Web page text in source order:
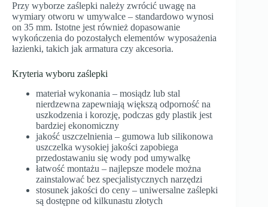
Przy wyborze zaślepki należy zwrócić uwagę na
wymiary otworu w umywalce – standardowo wynosi
on 35 mm. Istotne jest również dopasowanie
wykończenia do pozostałych elementów wyposażenia
łazienki, takich jak armatura czy akcesoria.
Kryteria wyboru zaślepki
materiał wykonania – mosiądz lub stal
nierdzewna zapewniają większą odporność na
uszkodzenia i korozję, podczas gdy plastik jest
bardziej ekonomiczny
jakość uszczelnienia – gumowa lub silikonowa
uszczelka wysokiej jakości zapobiega
przedostawaniu się wody pod umywalkę
łatwość montażu – najlepsze modele można
zainstalować bez specjalistycznych narzędzi
stosunek jakości do ceny – uniwersalne zaślepki
są dostępne od kilkunastu złotych